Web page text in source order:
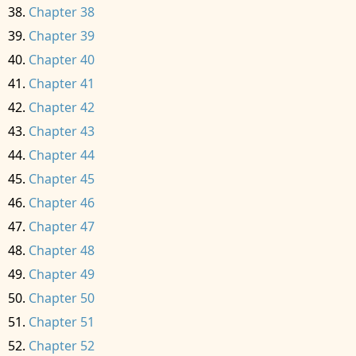
Chapter 38
Chapter 39
Chapter 40
Chapter 41
Chapter 42
Chapter 43
Chapter 44
Chapter 45
Chapter 46
Chapter 47
Chapter 48
Chapter 49
Chapter 50
Chapter 51
Chapter 52